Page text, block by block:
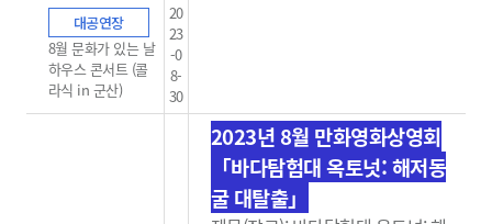
대공연장
8월 문화가 있는 날
하우스 콘서트 (콜
라식 in 군산)
20
23
-0
8-
30
2023년 8월 만화영화상영회
「바다탐험대 옥토넛: 해저동
굴 대탈출」